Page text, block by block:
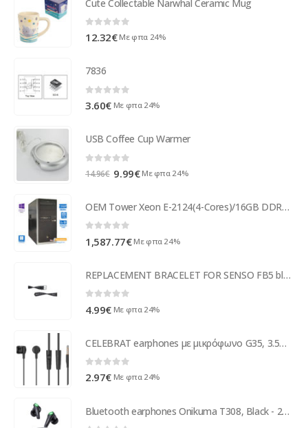
Cute Collectable Narwhal Ceramic Mug
0 out of 5
12.32€ Με φπα 24%
7836
0 out of 5
3.60€ Με φπα 24%
USB Coffee Cup Warmer
14.96€ Original
14.96€.
9.99€Η
είναι:
Με φπα 24%
OEM Tower Xeon E-2124(4-Cores)/16GB DDR4/512GB M.2 SSD/Nvidia 2GB/DVD/10P Grade A+ Workstation Refer ( 97325 )
1,587.77€ Με φπα 24%
REPLACEMENT BRACELET FOR SENSO FB5 black
4.99€ Με φπα 24%
CELEBRAT earphones με μικρόφωνο G35, 3.5mm σύνδεση, 10mm, 1.2m, μαύρα
0 out of 5
2.97€ Με φπα 24%
Bluetooth earphones Onikuma T308, Black - 20692